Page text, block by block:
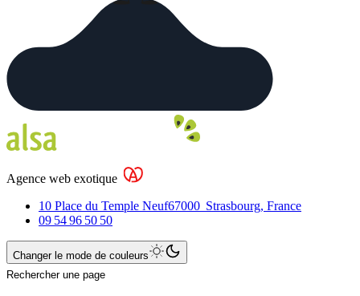
Agence web exotique
10 Place du Temple Neuf67000 Strasbourg, France
09 54 96 50 50
Changer le mode de couleurs
Rechercher une page